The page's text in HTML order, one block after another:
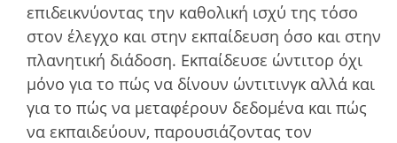
επιδεικνύοντας την καθολική ισχύ της τόσο
στον έλεγχο και στην εκπαίδευση όσο και στην
πλανητική διάδοση. Εκπαίδευσε ώντιτορ όχι
μόνο για το πώς να δίνουν ώντιτινγκ αλλά και
για το πώς να μεταφέρουν δεδομένα και πώς
να εκπαιδεύουν, παρουσιάζοντας τον